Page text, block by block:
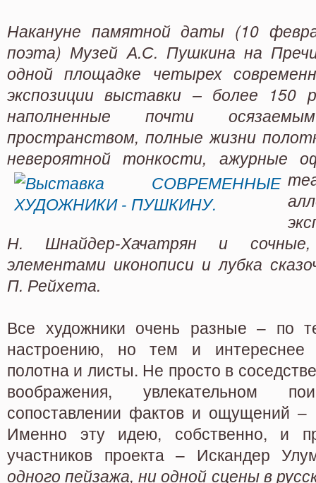
Накануне памятной даты (10
поэта) Музей А.С. Пушкина на
одной площадке четырех
экспозиции выставки – более 150
наполненные почти
пространством, полные жизни
невероятной тонкости, ажурные
Н. Шнайдер-Хачатрян и
элементами иконописи и лубка
П. Рейхета.
Все художники очень разные – по
настроению, но тем и интереснее
полотна и листы. Не просто в
воображения, увлекательном
сопоставлении фактов и ощущений
Именно эту идею, собственно, и
участников проекта – Искандер
одного пейзажа, ни одной сцены в